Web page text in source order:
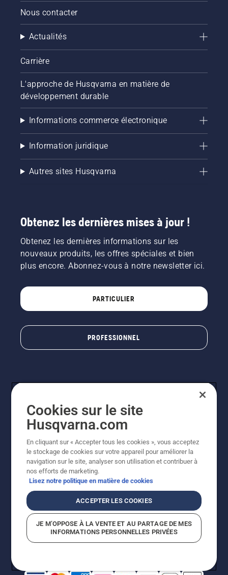
Nous contacter
Actualités
Carrière
L'approche de Husqvarna en matière de
développement durable
Informations commerce électronique
Information juridique
Autres sites Husqvarna
Obtenez les dernières mises à jour !
Obtenez les dernières informations sur les
nouveaux produits, les offres spéciales et bien
plus encore. Abonnez-vous à notre newsletter ici.
PARTICULIER
PROFESSIONNEL
© Husqvarna AB (publ). Tous droits réservés. Les prix
indiqués sont à titre indicatif de Husqvarna Schweiz AG
aux revendeurs participants, prix en CHF, TVA 8,1 % et
TAR incluses. Sous réserve de modification. Tous les
prix indiqués sont des prix de vente recommandés (TVA
incluse), sauf si le produit est disponible pour un achat
Politique relative aux cookiesConditions d'utilisation
Avis de confidentialitéImpressionCGVL Shop en ligne
Signalement de violations présumées
Cookies sur le site
Husqvarna.com
En cliquant sur « Accepter tous les cookies », vous acceptez
le stockage de cookies sur votre appareil pour améliorer la
navigation sur le site, analyser son utilisation et contribuer à
nos efforts de marketing.
Lisez notre politique en matière de cookies
ACCEPTER LES COOKIES
JE M’OPPOSE À LA VENTE ET AU PARTAGE DE MES
INFORMATIONS PERSONNELLES PRIVÉES